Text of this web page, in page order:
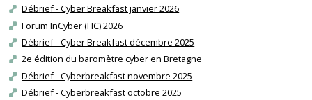
Débrief - Cyber Breakfast janvier 2026
Forum InCyber (FIC) 2026
Débrief - Cyber Breakfast décembre 2025
2e édition du baromètre cyber en Bretagne
Débrief - Cyberbreakfast novembre 2025
Débrief - Cyberbreakfast octobre 2025